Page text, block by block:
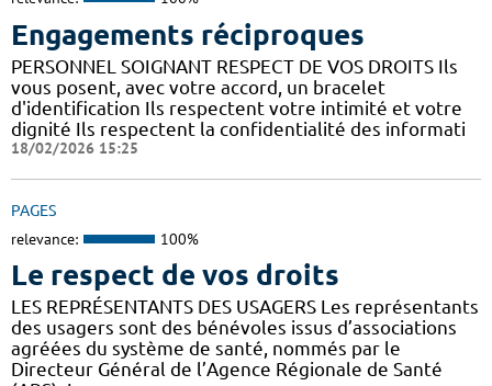
Engagements réciproques
PERSONNEL SOIGNANT RESPECT DE VOS DROITS Ils
vous posent, avec votre accord, un bracelet
d'identification Ils respectent votre intimité et votre
dignité Ils respectent la confidentialité des informati
18/02/2026 15:25
PAGES
relevance: 100%
Le respect de vos droits
LES REPRÉSENTANTS DES USAGERS Les représentants
des usagers sont des bénévoles issus d’associations
agréées du système de santé, nommés par le
Directeur Général de l’Agence Régionale de Santé